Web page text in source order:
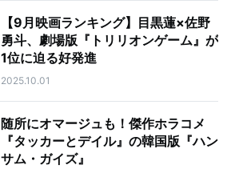
【9月映画ランキング】目黒蓮×佐野
勇斗、劇場版『トリリオンゲーム』が
1位に迫る好発進
2025.10.01
随所にオマージュも！傑作ホラコメ
『タッカーとデイル』の韓国版『ハン
サム・ガイズ』